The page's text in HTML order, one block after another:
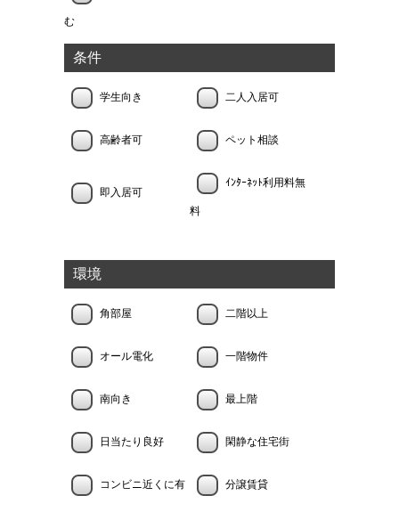
む
条件
学生向き 二人入居可
高齢者可 ペット相談
即入居可
ｲﾝﾀｰﾈｯﾄ利用料無
料
環境
角部屋 二階以上
オール電化 一階物件
南向き 最上階
日当たり良好 閑静な住宅街
コンビニ近くに有 分譲賃貸